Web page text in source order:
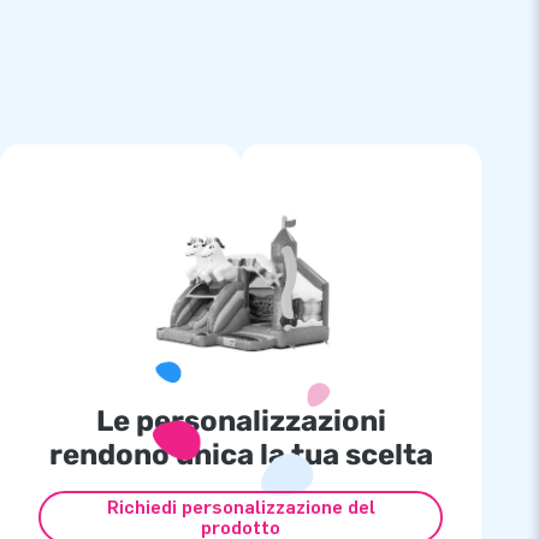
Le personalizzazioni
rendono unica la tua scelta
Richiedi personalizzazione del
prodotto